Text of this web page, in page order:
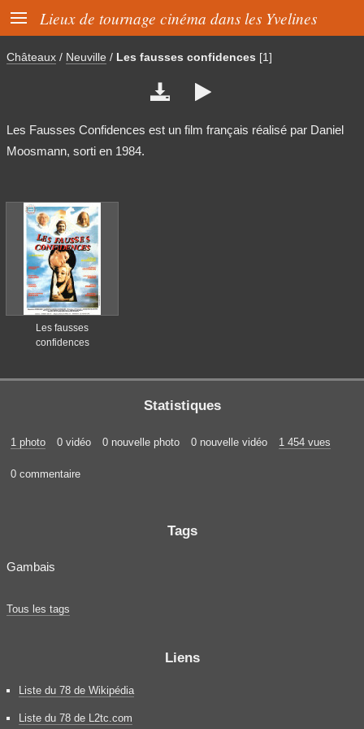
 Lieux de tournage cinéma dans les Yvelines
Châteaux / Neuville / Les fausses confidences [1]
 
Les Fausses Confidences est un film français réalisé par Daniel
Moosmann, sorti en 1984.
Les fausses
confidences
Statistiques
1 photo 0 vidéo 0 nouvelle photo 0 nouvelle vidéo 1 454 vues
0 commentaire
Tags
Gambais
Tous les tags
Liens
Liste du 78 de Wikipédia
Liste du 78 de L2tc.com